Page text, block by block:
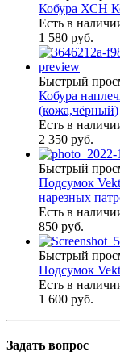
Кобура ХСН
Есть в
1 580 руб.
Быстрый
Кобура
(кожа,чёрный)
Есть в
2 350 руб.
Быстрый
Подсумок
нарезных
Есть в
850 руб.
Быстрый
Подсумок
Есть в
1 600 руб.
Задать вопрос